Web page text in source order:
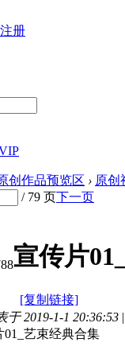
册
创作品预览区 › 原创
/ 79 页下一页
宣传片
[复制链接]
于 2019-1-1 20:36:53 |
01_艺束经典合集